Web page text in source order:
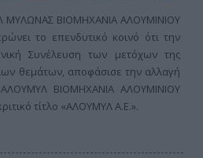
ΜΥΛΩΝΑΣ ΒΙΟΜΗΧΑΝΙΑ ΑΛΟΥΜΙΝΙΟΥ
το επενδυτικό κοινό ότι την
Συνέλευση των μετόχων της
θεμάτων, αποφάσισε την αλλαγή
ΒΙΟΜΗΧΑΝΙΑ ΑΛΟΥΜΙΝΙΟΥ
τίτλο «ΑΛΟΥΜΥΛ Α.Ε.».